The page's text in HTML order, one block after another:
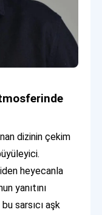
dizinin çekim
heyecanla
yanıtını
sarsıcı aşk